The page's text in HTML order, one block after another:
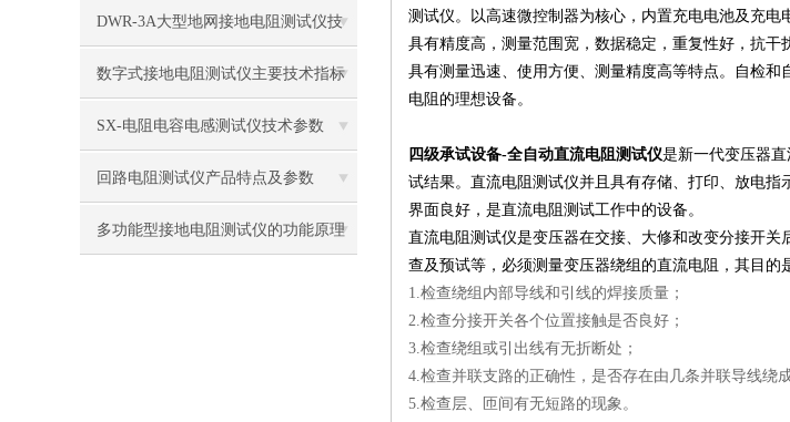
DWR-3A大型地网接地电阻测试仪技
术指标的分析
数字式接地电阻测试仪主要技术指标
SX-电阻电容电感测试仪技术参数
回路电阻测试仪产品特点及参数
多功能型接地电阻测试仪的功能原理
测试仪。以高速微控制器为核心，内置充电电池及充
具有精度高，测量范围宽，数据稳定，重复性好，抗
具有测量迅速、使用方便、测量精度高等特点。自检
电阻的理想设备。
四级承试设备-全自动直流电阻测试仪是新一代变压器
试结果。直流电阻测试仪并且具有存储、打印、放电
界面良好，是直流电阻测试工作中的设备。
直流电阻测试仪是变压器在交接、大修和改变分接开
查及预试等，必须测量变压器绕组的直流电阻，其目的
1.检查绕组内部导线和引线的焊接质量；
2.检查分接开关各个位置接触是否良好；
3.检查绕组或引出线有无折断处；
4.检查并联支路的正确性，是否存在由几条并联导线绕
5.检查层、匝间有无短路的现象。